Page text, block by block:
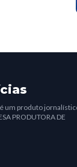
um produto
PRODUTORA DE